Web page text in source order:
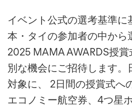
イベント公式の選考基準に
本・タイの参加者の中から
2025 MAMA AWARDS授
別な機会にご招待します。
対象に、 2日間の授賞式へ
エコノミー航空券、4つ星